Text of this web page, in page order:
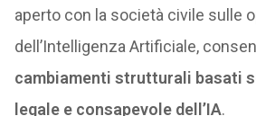
aperto con la società civile sulle
dell’Intelligenza Artificiale,
cambiamenti strutturali basati
legale e consapevole dell’IA.